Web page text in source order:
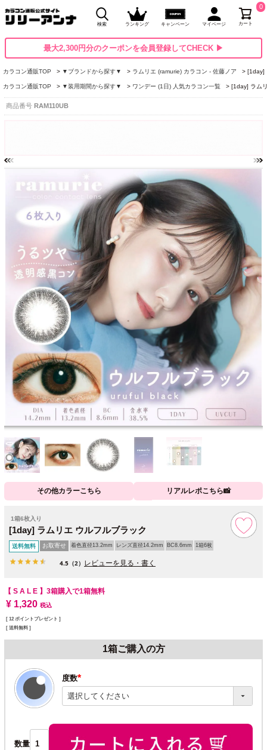
検索 ランキング キャンペーン マイページ カート
0
最大2,300円分のクーポンを会員登録してCHECK ▶
カラコン通販TOP ▼ブランドから探す▼ ラムリエ (ramurie) カラコン - 佐藤ノア [1day]
カラコン通販TOP ▼装用期間から探す▼ ワンデー (1日) 人気カラコン一覧 [1day] ラム
商品番号 RAM110UB
その他カラーこちら リアルレポこちら📸
1箱6枚入り
[1day] ラムリエ ウルフルブラック
送料無料 お取寄せ 着色直径13.2mm レンズ直径14.2mm BC8.6mm 1箱6枚
4.5 （2） レビューを見る・書く
【 S A L E 】 3箱購入で1箱無料
¥ 1,320 税込
[ 12 ポイントプレゼント ]
送料無料
1箱ご購入の方
度数
(必
須)
数量